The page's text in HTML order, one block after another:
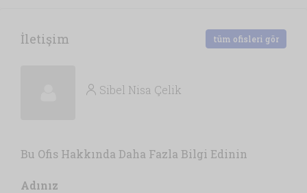
İletişim tüm ofisleri gör
Sibel Nisa Çelik
Bu Ofis Hakkında Daha Fazla Bilgi Edinin
Adınız